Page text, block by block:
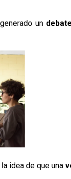
un
idea de que una